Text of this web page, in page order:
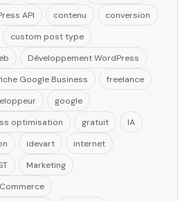
API
contenu
conversion
custom post type
Développement WordPress
Google Business
freelance
google
optimisation
gratuit
IA
idevart
internet
Marketing